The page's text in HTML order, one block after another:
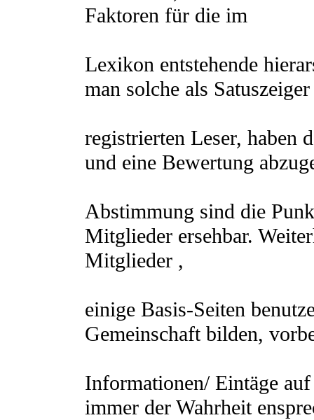
Faktoren für die im
Lexikon entstehende
man solche als
registrierten Leser, haben
und eine Bewertung
Abstimmung sind die
Mitglieder ersehbar.
Mitglieder ,
einige Basis-Seiten
Gemeinschaft bilden,
Informationen/ Eintäge
immer der Wahrheit